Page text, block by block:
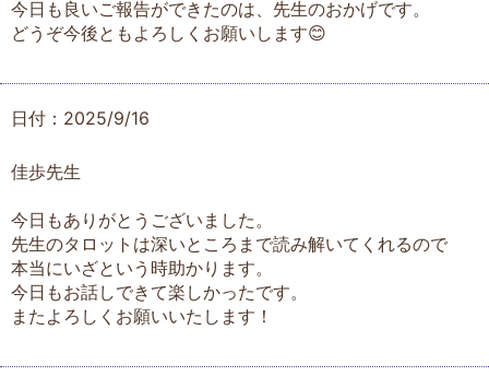
今日も良いご報告ができたのは、先生のおかげです。
どうぞ今後ともよろしくお願いします😊
日付：2025/9/16
佳歩先生
今日もありがとうございました。
先生のタロットは深いところまで読み解いてくれるので
本当にいざという時助かります。
今日もお話しできて楽しかったです。
またよろしくお願いいたします！